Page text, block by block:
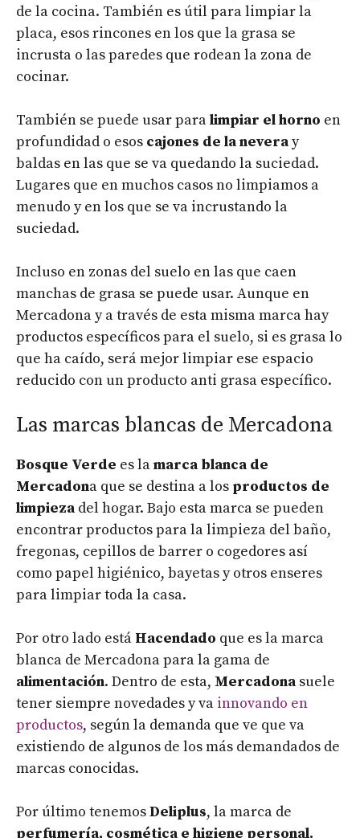
de la cocina. También es útil para limpiar la
placa, esos rincones en los que la grasa se
incrusta o las paredes que rodean la zona de
cocinar.
También se puede usar paralimpiar el horno en
profundidad o esos cajones de la neveray
baldas en las que se va quedando la suciedad.
Lugares que en muchos casos no limpiamos a
menudo y en los que se va incrustando la
suciedad.
Incluso en zonas del suelo en las que caen
manchas de grasa se puede usar. Aunque en
Mercadona y a través de esta misma marca hay
productos específicos para el suelo, si es grasa lo
que ha caído, será mejor limpiar ese espacio
reducido con un producto anti grasa específico.
Las marcas blancas de Mercadona
Bosque Verde es lamarca blanca de
Mercadona que se destina a los productos de
limpieza del hogar. Bajo esta marca se pueden
encontrar productos para la limpieza del baño,
fregonas, cepillos de barrer o cogedores así
como papel higiénico, bayetas y otros enseres
para limpiar toda la casa.
Por otro lado está Hacendado que es la marca
blanca de Mercadona para la gama de
alimentación. Dentro de esta, Mercadona suele
tener siempre novedades y va innovando en
productos, según la demanda que ve que va
existiendo de algunos de los más demandados de
marcas conocidas.
Por último tenemosDeliplus, la marca de
perfumería, cosmética e higiene personal.